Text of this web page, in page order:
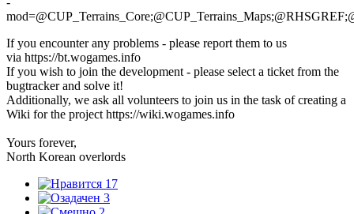
If you encounter any problems - please report them to us
via https://bt.wogames.info
If you wish to join the development - please select a ticket from the
bugtracker and solve it!
Additionally, we ask all volunteers to join us in the task of creating a
Wiki for the project https://wiki.wogames.info
Yours forever,
North Korean overlords
17
3